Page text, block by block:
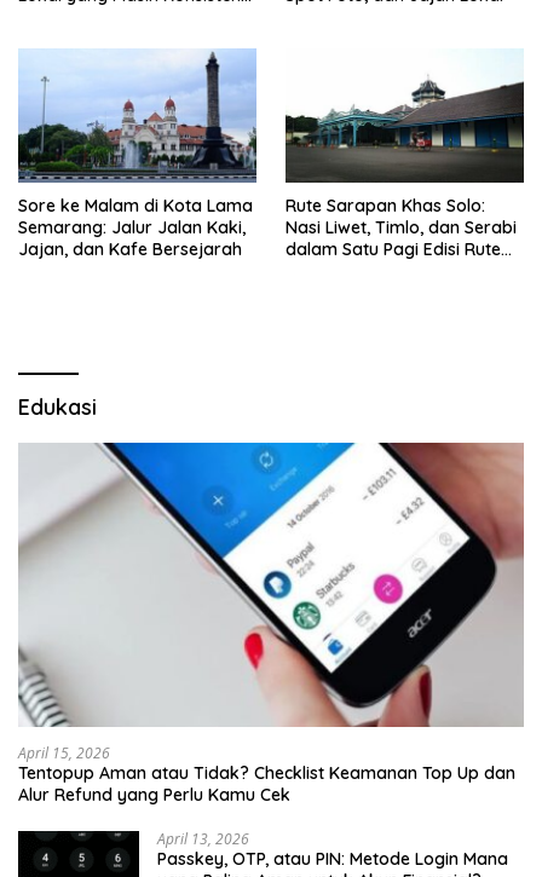
Sore ke Malam di Kota Lama
Semarang: Jalur Jalan Kaki,
Jajan, dan Kafe Bersejarah
Rute Sarapan Khas Solo:
Nasi Liwet, Timlo, dan Serabi
dalam Satu Pagi Edisi Rute
Edukasi
April 15, 2026
Tentopup Aman atau Tidak? Checklist Keamanan Top Up dan
Alur Refund yang Perlu Kamu Cek
April 13, 2026
Passkey, OTP, atau PIN: Metode Login Mana